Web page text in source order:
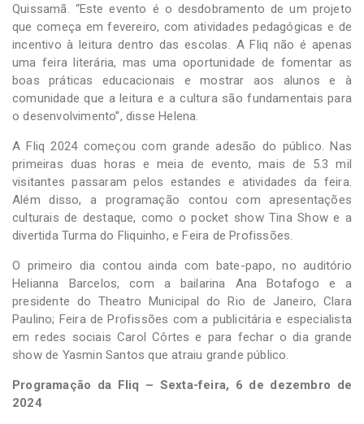
Quissamã. “Este evento é o desdobramento de um projeto
que começa em fevereiro, com atividades pedagógicas e de
incentivo à leitura dentro das escolas. A Fliq não é apenas
uma feira literária, mas uma oportunidade de fomentar as
boas práticas educacionais e mostrar aos alunos e à
comunidade que a leitura e a cultura são fundamentais para
o desenvolvimento”, disse Helena.
A Fliq 2024 começou com grande adesão do público. Nas
primeiras duas horas e meia de evento, mais de 5.3 mil
visitantes passaram pelos estandes e atividades da feira.
Além disso, a programação contou com apresentações
culturais de destaque, como o pocket show Tina Show e a
divertida Turma do Fliquinho, e Feira de Profissões.
O primeiro dia contou ainda com bate-papo, no auditório
Helianna Barcelos, com a bailarina Ana Botafogo e a
presidente do Theatro Municipal do Rio de Janeiro, Clara
Paulino; Feira de Profissões com a publicitária e especialista
em redes sociais Carol Côrtes e para fechar o dia grande
show de Yasmin Santos que atraiu grande público.
Programação da Fliq – Sexta-feira, 6 de dezembro de
2024